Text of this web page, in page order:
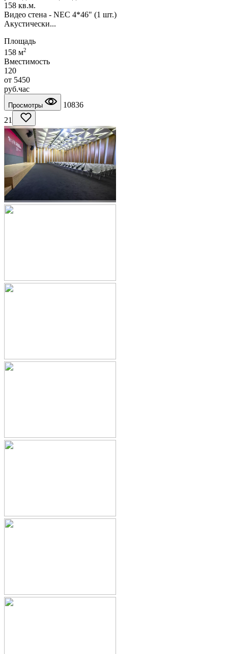
158 кв.м.
Видео стена - NEC 4*46" (1 шт.)
Акустически...
Площадь
158 м2
Вместимость
120
от 5450
руб.час
Просмотры
10836
21